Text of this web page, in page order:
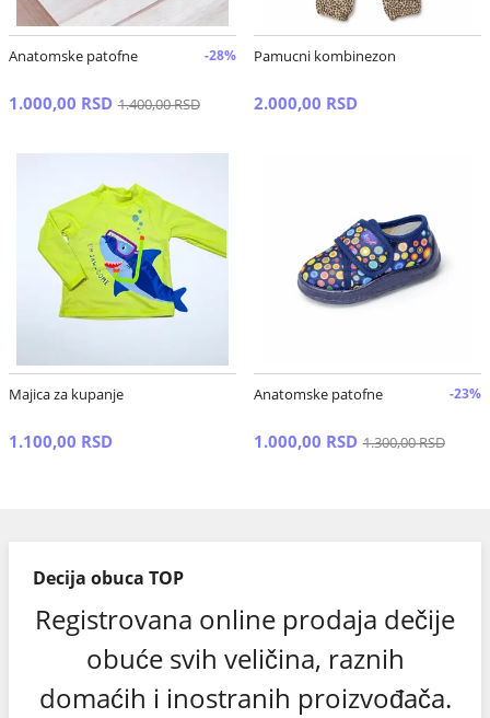
Anatomske patofne -28%
1.000,00 RSD 1.400,00 RSD
Pamucni kombinezon
2.000,00 RSD
Majica za kupanje
1.100,00 RSD
Anatomske patofne -23%
1.000,00 RSD 1.300,00 RSD
Decija obuca TOP
Registrovana online prodaja dečije
obuće svih veličina, raznih
domaćih i inostranih proizvođača.